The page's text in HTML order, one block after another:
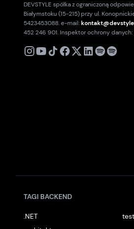
DEVSTYLE spółka z ograniczoną
Białymstoku (15-215) przy ul.
5423453088. e-mail:
452 246 901. Inspektor ochrony danych:
X
TAGI BACKEND
.NET